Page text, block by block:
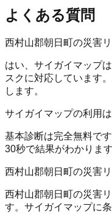
よくある質問
西村山郡朝日町の災害
はい、サイガイマップ
スクに対応しています
します。
サイガイマップの利用
基本診断は完全無料で
30秒で結果がわかります
西村山郡朝日町の災害
西村山郡朝日町の災害
す。サイガイマップに